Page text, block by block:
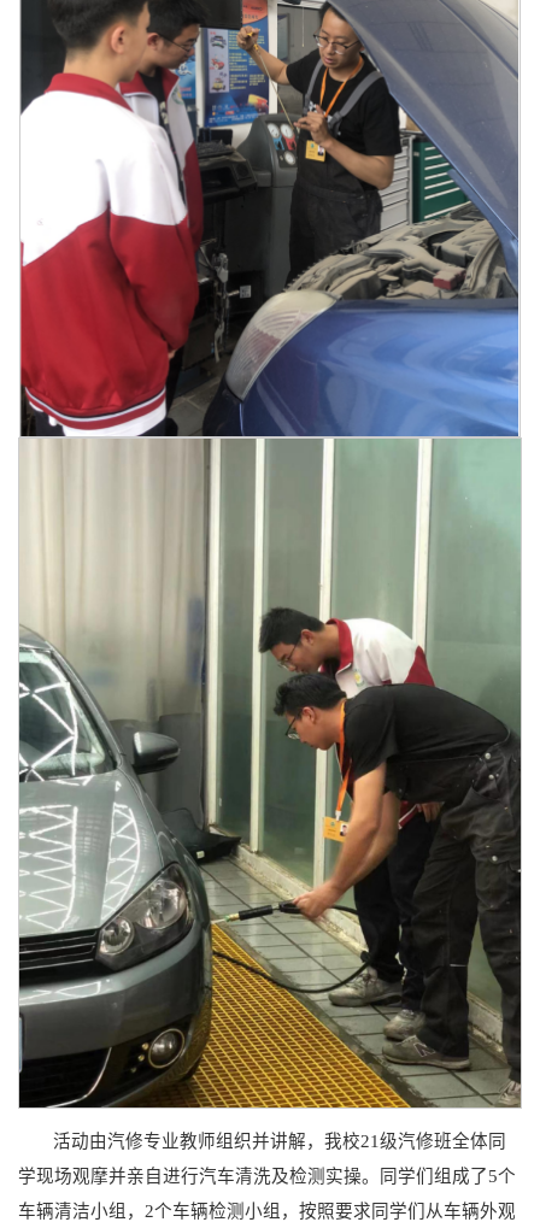
活动由汽修专业教师组织并讲解，我校21级汽修班全体同
学现场观摩并亲自进行汽车清洗及检测实操。同学们组成了5个
车辆清洁小组，2个车辆检测小组，按照要求同学们从车辆外观